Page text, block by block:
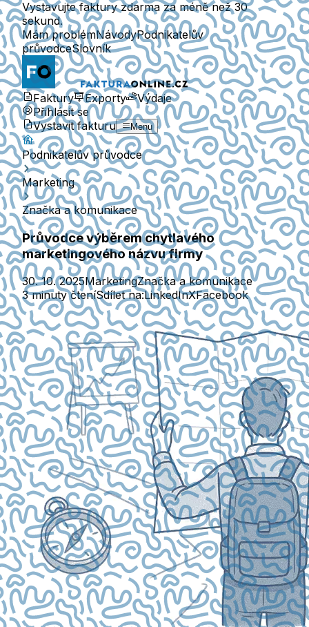
Vystavujte faktury zdarma za méně než 30
sekund.
Mám problémNávodyPodnikatelův
průvodceSlovník
Faktury Exporty
Výdaje
Přihlásit se
Vystavit fakturu
Menu
Podnikatelův průvodce
Marketing
Značka a komunikace
Průvodce výběrem chytlavého
marketingového názvu firmy
30. 10. 2025MarketingZnačka a komunikace
3 minuty čteníSdílet na:LinkedInXFacebook